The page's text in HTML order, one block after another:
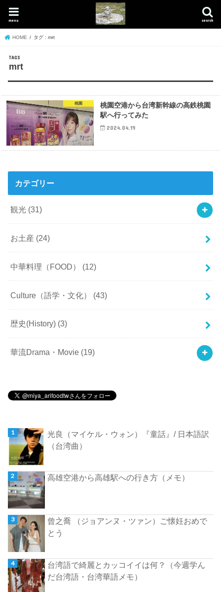
search
menu
HOME タグ : mrt
mrt
桃園
桃園空港から台湾新幹線の高鉄桃園
駅へ行ってみた
2024.04.19
カテゴリー
観光 (31)
お土産 (24)
中華料理（FOOD） (12)
Culture（語学・文化） (43)
歴史(History) (3)
華流Drama・Movie (19)
光良（マイケル・ウォン）『童話』/ 日本語訳
（台湾曲）
高雄空港から高雄駅への行き方（メモ）
曾之喬 （ジョアンヌ・ツァン）ご懐妊おめで
とう
台湾語で綺麗とカッコイイは何？（今週学ん
だ台湾語・台湾華語メモ）